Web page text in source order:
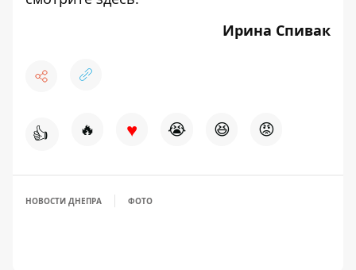
Ирина Спивак
👍 🔥 ♥ 😭 😆 😡
НОВОСТИ ДНЕПРА ФОТО